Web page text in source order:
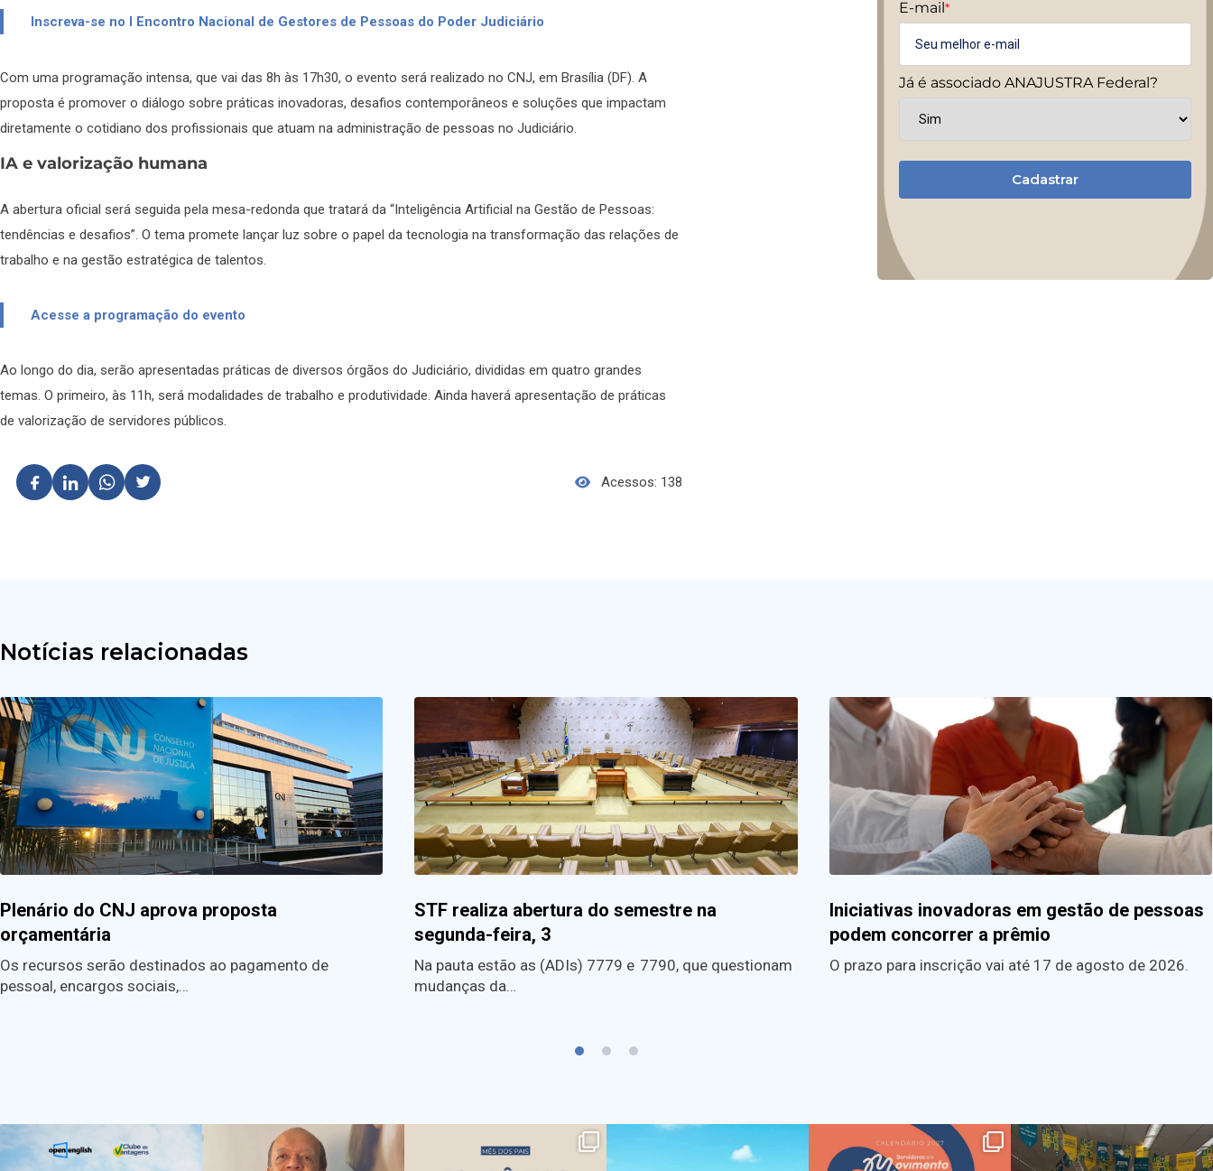
Inscreva-se no I Encontro Nacional de Gestores de Pessoas do Poder Judiciário
Com uma programação intensa, que vai das 8h às 17h30, o evento será realizado no CNJ, em Brasília (DF). A
proposta é promover o diálogo sobre práticas inovadoras, desafios contemporâneos e soluções que impactam
diretamente o cotidiano dos profissionais que atuam na administração de pessoas no Judiciário.
IA e valorização humana
A abertura oficial será seguida pela mesa-redonda que tratará da “Inteligência Artificial na Gestão de Pessoas:
tendências e desafios”. O tema promete lançar luz sobre o papel da tecnologia na transformação das relações de
trabalho e na gestão estratégica de talentos.
Acesse a programação do evento
Ao longo do dia, serão apresentadas práticas de diversos órgãos do Judiciário, divididas em quatro grandes
temas. O primeiro, às 11h, será modalidades de trabalho e produtividade. Ainda haverá apresentação de práticas
de valorização de servidores públicos.
Acessos: 138
E-mail*
Já é associado ANAJUSTRA Federal?
Cadastrar
Notícias relacionadas
Plenário do CNJ aprova proposta
orçamentária
Os recursos serão destinados ao pagamento de
pessoal, encargos sociais,…
STF realiza abertura do semestre na
segunda-feira, 3
Na pauta estão as (ADIs) 7779 e 7790, que questionam
mudanças da…
Iniciativas inovadoras em gestão de pessoas
podem concorrer a prêmio
O prazo para inscrição vai até 17 de agosto de 2026.